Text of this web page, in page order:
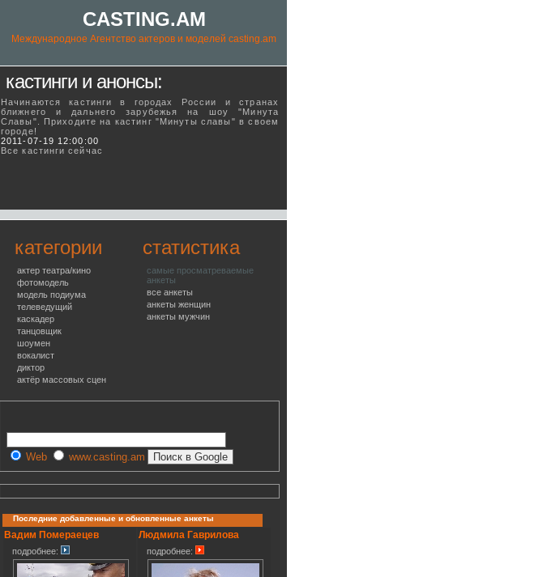
CASTING.AM
Международное Агентство актеров и моделей casting.am
кастинги и анонсы:
Начинаются кастинги в городах России и странах
ближнего и дальнего зарубежья на шоу "Минута
Славы". Приходите на кастинг "Минуты славы" в своeм
городе!
2011-07-19 12:00:00
Все кастинги сейчас
категории
актер театра/кино
фотомодель
модель подиума
телеведущий
каскадер
танцовщик
шоумен
вокалист
диктор
актёр массовых сцен
статистика
самые просматреваемые
анкеты
все анкеты
анкеты женщин
анкеты мужчин
Web www.casting.am
Последние добавленные и обновленные анкеты
Вадим Помераецев
подробнее:
Людмила Гаврилова
подробнее: